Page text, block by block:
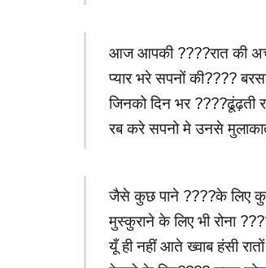
आज आपकी ????रात की
प्यार भरे सपनों की????
जिनको दिन भर ????ढूंढ़ती
रब करे सपनो मे उनसे
जैसे कुछ पाने ????के लिए
मुस्कुराने के लिए भी रोना
यूँ ही नहीं आते ख्वाब हंसी